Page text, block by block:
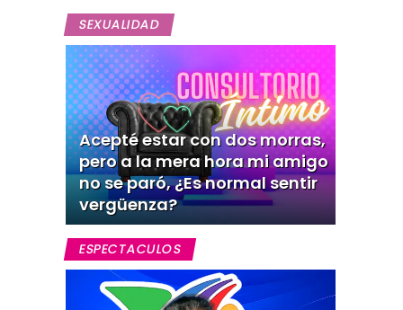
SEXUALIDAD
Acepté estar con dos morras,
pero a la mera hora mi amigo
no se paró, ¿Es normal sentir
vergüenza?
ESPECTACULOS